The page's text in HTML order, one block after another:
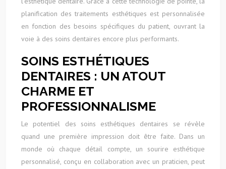
planification des traitements esthétiques est personnalisée
en fonction des besoins spécifiques du patient, ouvrant la
voie à des soins dentaires encore plus performants.
SOINS ESTHÉTIQUES
DENTAIRES : UN ATOUT
CHARME ET
PROFESSIONNALISME
Le potentiel des soins esthétiques dentaires se révèle
quand une première impression doit être faite. Dans un
monde où chaque détail compte, un sourire esthétique
personnalisé, conçu en collaboration avec un praticien, peut